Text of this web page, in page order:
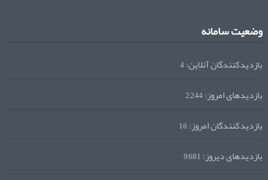
وضعیت سامانه
بازدیدکنندگان آنلاین:4
بازدیدهای امروز:2,244
بازدیدکنندگان امروز:16
بازدیدهای دیروز:9,681